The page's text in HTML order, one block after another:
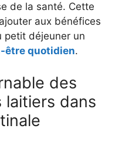
de la santé. Cette
aux bénéfices
petit déjeuner un
être quotidien.
des
dans